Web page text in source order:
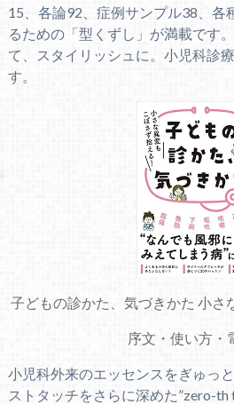
15、各論92、症例サンプル38、各
るための「型くずし」が満載です
て、スタイリッシュに。小児科診
す。
子どもの診かた、気づきかた 小さ
序文 ・ 使い方・
小児科外来のエッセンスをぎゅっ
ストタッチをさらに深めた”zero-th